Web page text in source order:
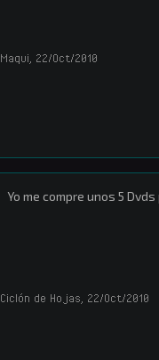
Maqui 22/Oct/2010
Yo me compre unos 5
Ciclón de Hojas 22/Oct/2010